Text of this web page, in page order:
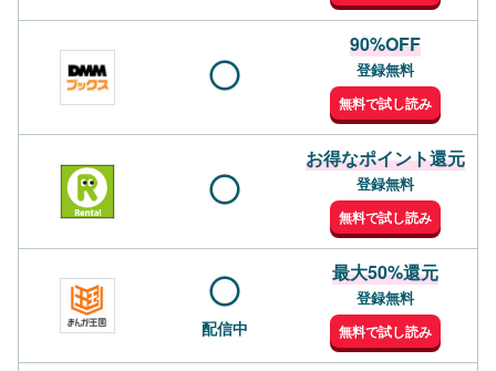
90%OFF
登録無料
無料で試し読み
お得なポイント還元
登録無料
無料で試し読み
配信中
最大50%還元
登録無料
無料で試し読み